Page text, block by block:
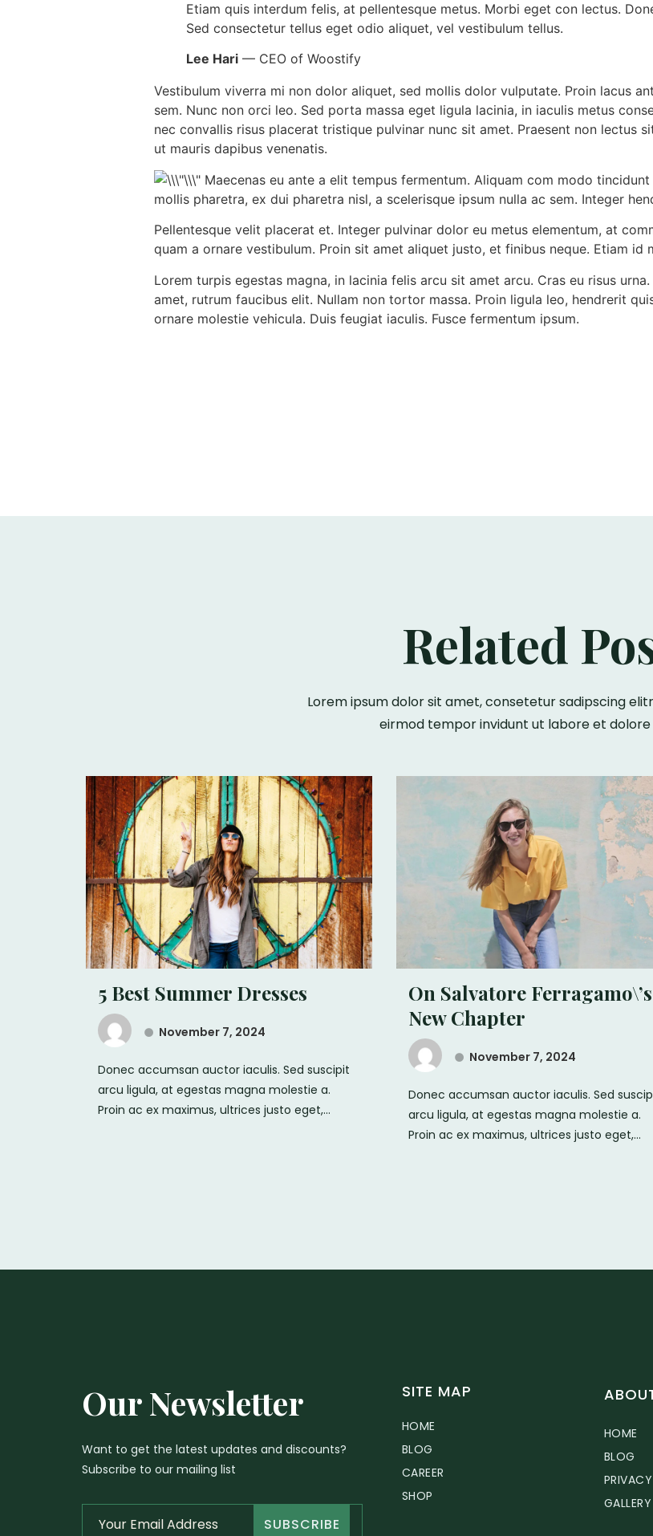
Etiam quis interdum felis, at pellentesque metus. Morbi eget con lectus.
Sed consectetur tellus eget odio aliquet, vel vestibulum tellus.
Lee Hari — CEO of Woostify
Vestibulum viverra mi non dolor aliquet, sed mollis dolor vulputate. Proin lacus
sem. Nunc non orci leo. Sed porta massa eget ligula lacinia, in iaculis metus
nec convallis risus placerat tristique pulvinar nunc sit amet. Praesent non lectus
ut mauris dapibus venenatis.
Maecenas eu ante a elit tempus fermentum. Aliquam com modo
mollis pharetra, ex dui pharetra nisl, a scelerisque ipsum nulla ac sem. Integer
Pellentesque velit placerat et. Integer pulvinar dolor eu metus elementum, at
quam a ornare vestibulum. Proin sit amet aliquet justo, et finibus neque. Etiam id
Lorem turpis egestas magna, in lacinia felis arcu sit amet arcu. Cras eu risus
amet, rutrum faucibus elit. Nullam non tortor massa. Proin ligula leo, hendrerit
ornare molestie vehicula. Duis feugiat iaculis. Fusce fermentum ipsum.
Related
Lorem ipsum dolor sit amet, consetetur sadipscing
eirmod tempor invidunt ut labore et
5 Best Summer Dresses
November 7, 2024
Donec accumsan auctor iaculis. Sed suscipit
arcu ligula, at egestas magna molestie a.
Proin ac ex maximus, ultrices justo eget,...
On Salvatore Ferragamo\’s
New Chapter
November 7, 2024
Donec accumsan auctor iaculis. Sed
arcu ligula, at egestas magna molestie a.
Proin ac ex maximus, ultrices justo eget,...
Our Newsletter
Want to get the latest updates and discounts?
Subscribe to our mailing list
SUBSCRIBE
SITE MAP
HOME
BLOG
CAREER
SHOP
HOME
BLOG
GALLERY